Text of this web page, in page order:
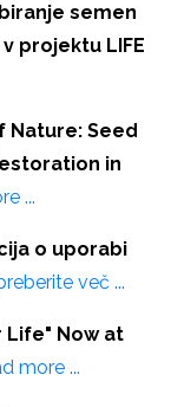
semen
projektu LIFE
Nature: Seed
in
...
o uporabi
več ...
Life" Now at
more ...